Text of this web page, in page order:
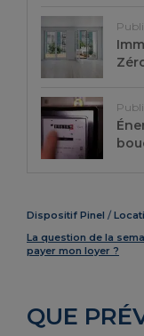
Dispositif Pinel
La question de la
payer mon loyer ?
QUE